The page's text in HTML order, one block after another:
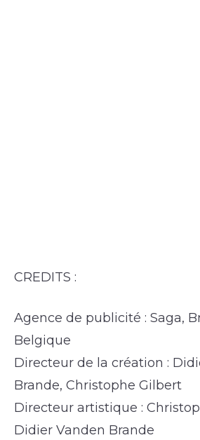
CREDITS :
Agence de publicité : Saga,
Belgique
Directeur de la création :
Brande, Christophe Gilbert
Directeur artistique :
Didier Vanden Brande